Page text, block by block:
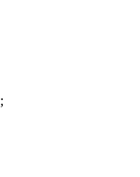
;